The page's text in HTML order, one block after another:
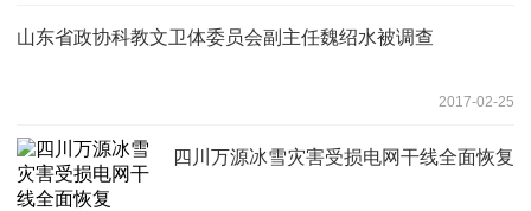
山东省政协科教文卫体委员会副主任魏绍水被调查
2017-02-25
四川万源冰雪灾害受损电网干线全面恢复